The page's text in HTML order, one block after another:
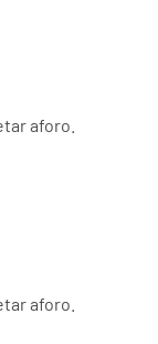
aforo.
aforo.